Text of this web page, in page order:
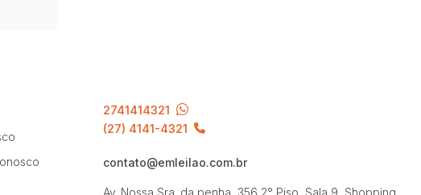
2741414321
(27) 4141-4321
contato@emleilao.com.br
Av. Nossa Sra. da penha, 356 2° Piso, Sala 9, Shopping